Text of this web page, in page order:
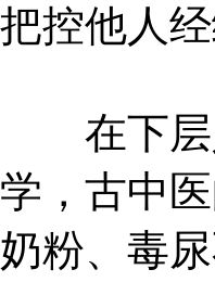
把控他人经
在下层人
学，古中
奶粉、毒尿